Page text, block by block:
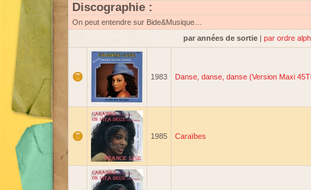
Discographie :
On peut entendre sur Bide&Musique…
par années de sortie | par ordre
1983 Danse, danse, danse (Version Maxi
1985 Caraïbes